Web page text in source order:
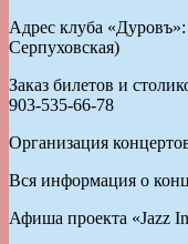
Адрес клуба
Серпуховская)
Заказ билетов и
903-535-66-78
Организация
Вся информация о
Афиша проекта «Jazz